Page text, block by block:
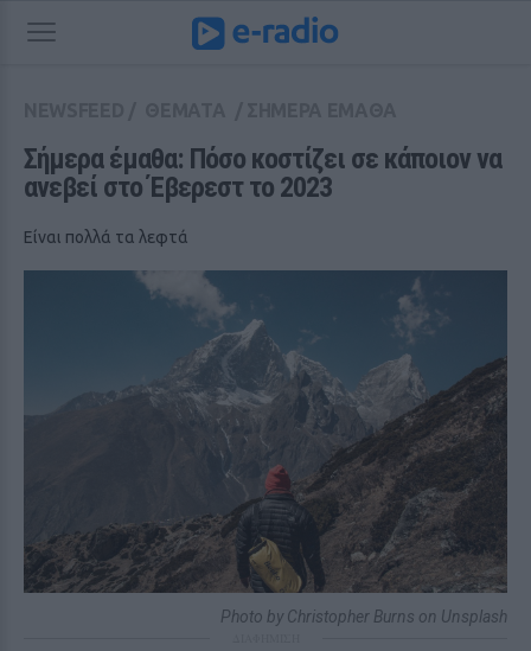
Σήμερα έμαθα: Πόσο κοστίζει σε κάποιον να
ανεβεί στο Έβερεστ το 2023
Είναι πολλά τα λεφτά
Photo by Christopher Burns on Unsplash